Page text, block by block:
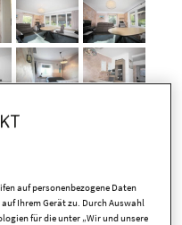
auf personenbezogene Daten
Ihrem Gerät zu. Durch Auswahl
für die unter „Wir und unsere